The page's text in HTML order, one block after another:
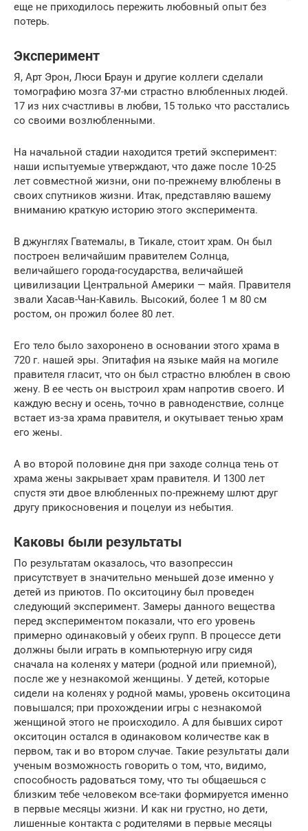
еще не приходилось пережить любовный опыт без
потерь.
Эксперимент
Я, Арт Эрон, Люси Браун и другие коллеги сделали
томографию мозга 37-ми страстно влюбленных людей.
17 из них счастливы в любви, 15 только что расстались
со своими возлюбленными.
На начальной стадии находится третий эксперимент:
наши испытуемые утверждают, что даже после 10-25
лет совместной жизни, они по-прежнему влюблены в
своих спутников жизни. Итак, представляю вашему
вниманию краткую историю этого эксперимента.
В джунглях Гватемалы, в Тикале, стоит храм. Он был
построен величайшим правителем Солнца,
величайшего города-государства, величайшей
цивилизации Центральной Америки — майя. Правителя
звали Хасав-Чан-Кавиль. Высокий, более 1 м 80 см
ростом, он прожил более 80 лет.
Его тело было захоронено в основании этого храма в
720 г. нашей эры. Эпитафия на языке майя на могиле
правителя гласит, что он был страстно влюблен в свою
жену. В ее честь он выстроил храм напротив своего. И
каждую весну и осень, точно в равноденствие, солнце
встает из-за храма правителя, и окутывает тенью храм
его жены.
А во второй половине дня при заходе солнца тень от
храма жены закрывает храм правителя. И 1300 лет
спустя эти двое влюбленных по-прежнему шлют друг
другу прикосновения и поцелуи из небытия.
Каковы были результаты
По результатам оказалось, что вазопрессин
присутствует в значительно меньшей дозе именно у
детей из приютов. По окситоцину был проведен
следующий эксперимент. Замеры данного вещества
перед экспериментом показали, что его уровень
примерно одинаковый у обеих групп. В процессе дети
должны были играть в компьютерную игру сидя
сначала на коленях у матери (родной или приемной),
после же у незнакомой женщины. У детей, которые
сидели на коленях у родной мамы, уровень окситоцина
повышался; при прохождении игры с незнакомой
женщиной этого не происходило. А для бывших сирот
окситоцин остался в одинаковом количестве как в
первом, так и во втором случае. Такие результаты дали
ученым возможность говорить о том, что, видимо,
способность радоваться тому, что ты общаешься с
близким тебе человеком все-таки формируется именно
в первые месяцы жизни. И как ни грустно, но дети,
лишенные контакта с родителями в первые месяцы